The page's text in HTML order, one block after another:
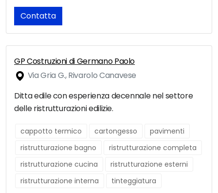
Contatta
GP Costruzioni di Germano Paolo
Via Gria G., Rivarolo Canavese
Ditta edile con esperienza decennale nel settore
delle ristrutturazioni edilizie.
cappotto termico cartongesso
pavimenti
ristrutturazione bagno
ristrutturazione completa
ristrutturazione cucina
ristrutturazione esterni
ristrutturazione interna
tinteggiatura